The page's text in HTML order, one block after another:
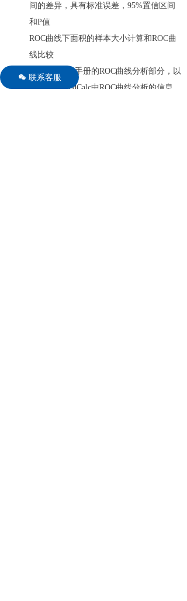
间的差异，具有标准误差，95%置信区间
和P值
ROC曲线下面积的样本大小计算和ROC曲
线比较
转到MedCalc手册的ROC曲线分析部分，以
获取有关MedCalc中ROC曲线分析的信息。
너 联系客服